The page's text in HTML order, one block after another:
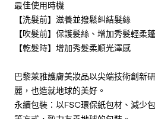
最佳使用時機
【洗髮前】滋養並撥鬆糾結髮絲
【吹髮前】保護髮絲、增加秀髮輕柔
【乾髮時】增加秀髮柔順光澤感
巴黎萊雅護膚美妝品以尖端技術創新
麗，也造就地球的美好。
永續包裝：以FSC環保紙包材、減少